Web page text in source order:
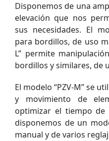
Disponemos de una
elevación que nos
sus necesidades. El
para bordillos, de uso
L” permite
bordillos y similares, de
El modelo “PZV-M” se
y movimiento de
optimizar el tiempo de
disponemos de un
manual y de varios